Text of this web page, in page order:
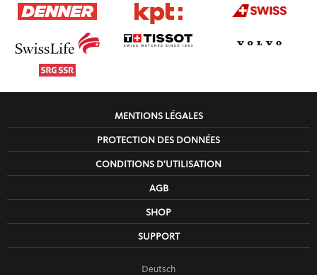
MENTIONS LÉGALES
PROTECTION DES DONNÉES
CONDITIONS D'UTILISATION
AGB
SHOP
SUPPORT
Deutsch